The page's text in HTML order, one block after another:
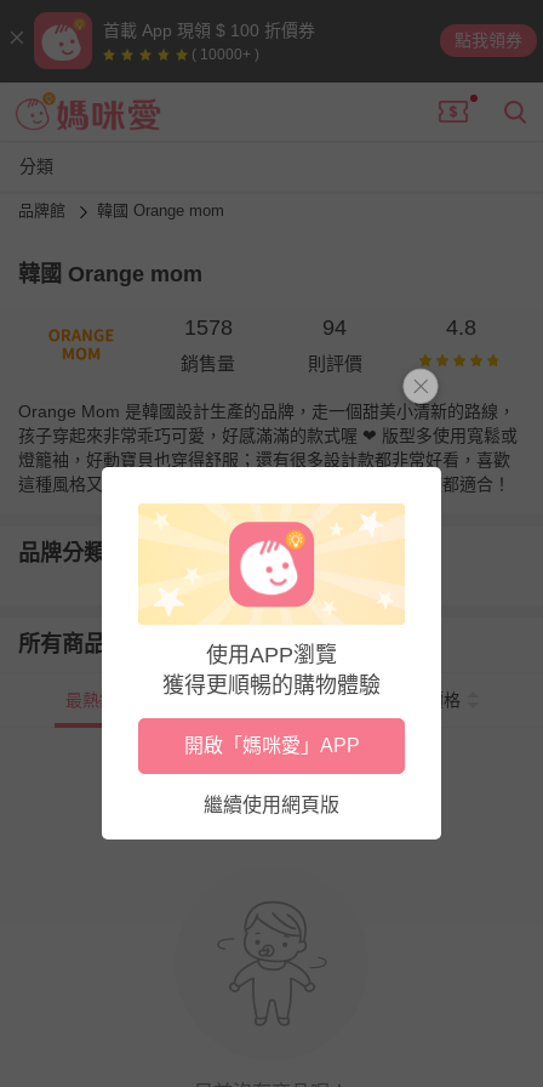
首載 App 現領 $ 100 折價券
( 10000+ )
點我領券
分類
品牌館 韓國 Orange mom
韓國 Orange mom
1578
銷售量
94
則評價
4.8
Orange Mom 是韓國設計生產的品牌，走一個甜美小清新的路線，
孩子穿起來非常乖巧可愛，好感滿滿的款式喔 ❤ 版型多使用寬鬆或
燈籠袖，好動寶貝也穿得舒服；還有很多設計款都非常好看，喜歡
這種風格又不愛撞款的媽咪別錯過！實穿百搭，上學郊遊都適合！
品牌分類
所有商品
最熱銷 新上市 價格
使用APP瀏覽
獲得更順暢的購物體驗
開啟「媽咪愛」APP
繼續使用網頁版